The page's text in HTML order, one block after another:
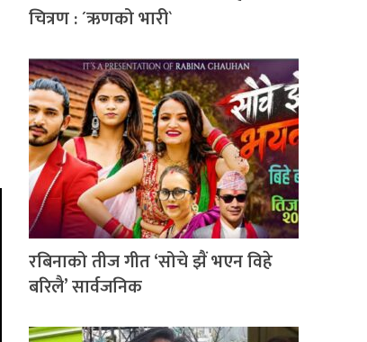
चित्रण : ´ऋणको भारी`
रबिनाको तीज गीत ‘सोचे झैं भएन विहे
बरिलै’ सार्वजनिक